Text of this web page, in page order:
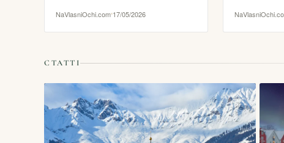
називають «альпійською Венецією»,
але це…
NaVlasniOchi.com 17/05/2026
Швеція, яку
якщо…
СТАТТІ